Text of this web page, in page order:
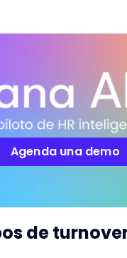
Agenda una demo
de